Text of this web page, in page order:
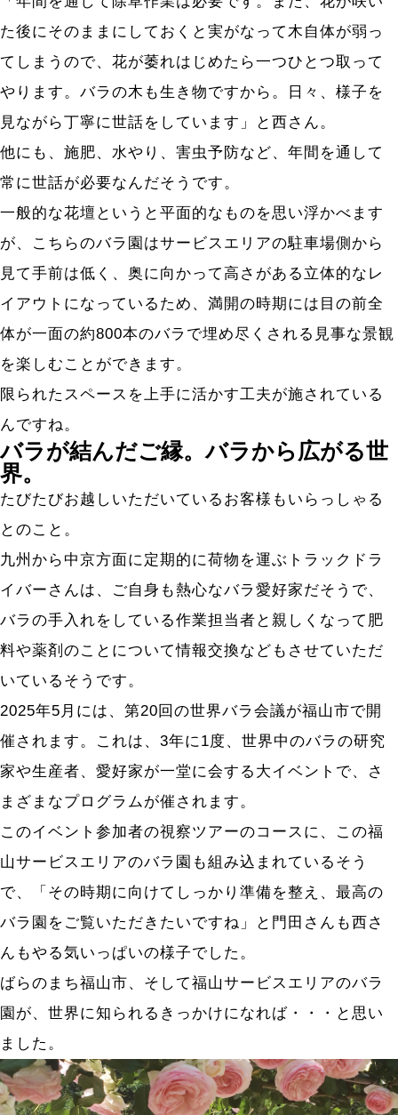
社員インタビュー
募集要項
募集職種
働き方への取り組み
両備グループ 採用情報
お問い合わせ
プライバシーポリシー
た後にそのままにしておくと実がなって木自体が弱っ
てしまうので、花が萎れはじめたら一つひとつ取って
やります。バラの木も生き物ですから。日々、様子を
見ながら丁寧に世話をしています」と西さん。
他にも、施肥、水やり、害虫予防など、年間を通して
常に世話が必要なんだそうです。
一般的な花壇というと平面的なものを思い浮かべます
が、こちらのバラ園はサービスエリアの駐車場側から
見て手前は低く、奥に向かって高さがある立体的なレ
イアウトになっているため、満開の時期には目の前全
体が一面の約800本のバラで埋め尽くされる見事な景観
を楽しむことができます。
限られたスペースを上手に活かす工夫が施されている
んですね。
バラが結んだご縁。バラから広がる世
界。
たびたびお越しいただいているお客様もいらっしゃる
とのこと。
九州から中京方面に定期的に荷物を運ぶトラックドラ
イバーさんは、ご自身も熱心なバラ愛好家だそうで、
バラの手入れをしている作業担当者と親しくなって肥
料や薬剤のことについて情報交換などもさせていただ
いているそうです。
2025年5月には、第20回の世界バラ会議が福山市で開
催されます。これは、3年に1度、世界中のバラの研究
家や生産者、愛好家が一堂に会する大イベントで、さ
まざまなプログラムが催されます。
このイベント参加者の視察ツアーのコースに、この福
山サービスエリアのバラ園も組み込まれているそう
で、「その時期に向けてしっかり準備を整え、最高の
バラ園をご覧いただきたいですね」と門田さんも西さ
んもやる気いっぱいの様子でした。
ばらのまち福山市、そして福山サービスエリアのバラ
園が、世界に知られるきっかけになれば・・・と思い
ました。